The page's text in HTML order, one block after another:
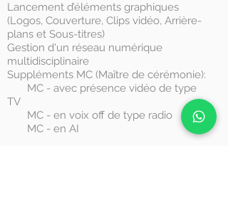
Lancement d’éléments graphiques
(Logos, Couverture, Clips vidéo, Arrière-
plans et Sous-titres)
Gestion d'un réseau numérique
multidisciplinaire
Suppléments MC (Maître de cérémonie):
MC - avec présence vidéo de type
TV
MC - en voix off de type radio
MC - en AI